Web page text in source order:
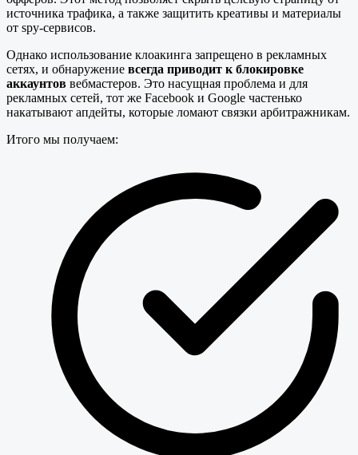
источника трафика, а также защитить креативы и материалы
от spy-сервисов.
Однако использование клоакинга запрещено в рекламных
сетях, и обнаружение всегда приводит к блокировке
аккаунтов вебмастеров. Это насущная проблема и для
рекламных сетей, тот же Facebook и Google частенько
накатывают апдейты, которые ломают связки арбитражникам.
Итого мы получаем: